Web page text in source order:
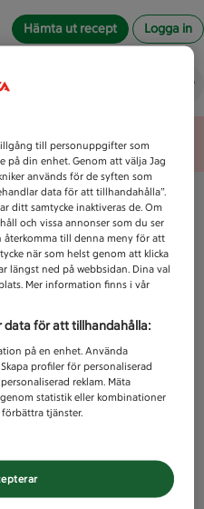
Hämta ut recept Logga in
errortill personuppgifter som
på din enhet. Genom att välja Jag
används för de syften som
data för att tillhandahålla”.
ditt samtycke inaktiveras de. Om
och vissa annonser som du ser
återkomma till denna meny för att
när som helst genom att klicka
längst ned på webbsidan. Dina val
Mer information finns i vår
data för att tillhandahålla:
på en enhet. Använda
profiler för personaliserad
reklam. Mäta
statistik eller kombinationer
förbättra tjänster.